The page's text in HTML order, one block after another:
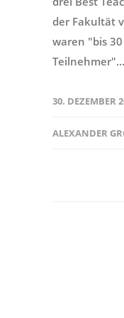
der Fakultät
waren "bis
Teilnehmer"...
30. DEZEMBER
ALEXANDER